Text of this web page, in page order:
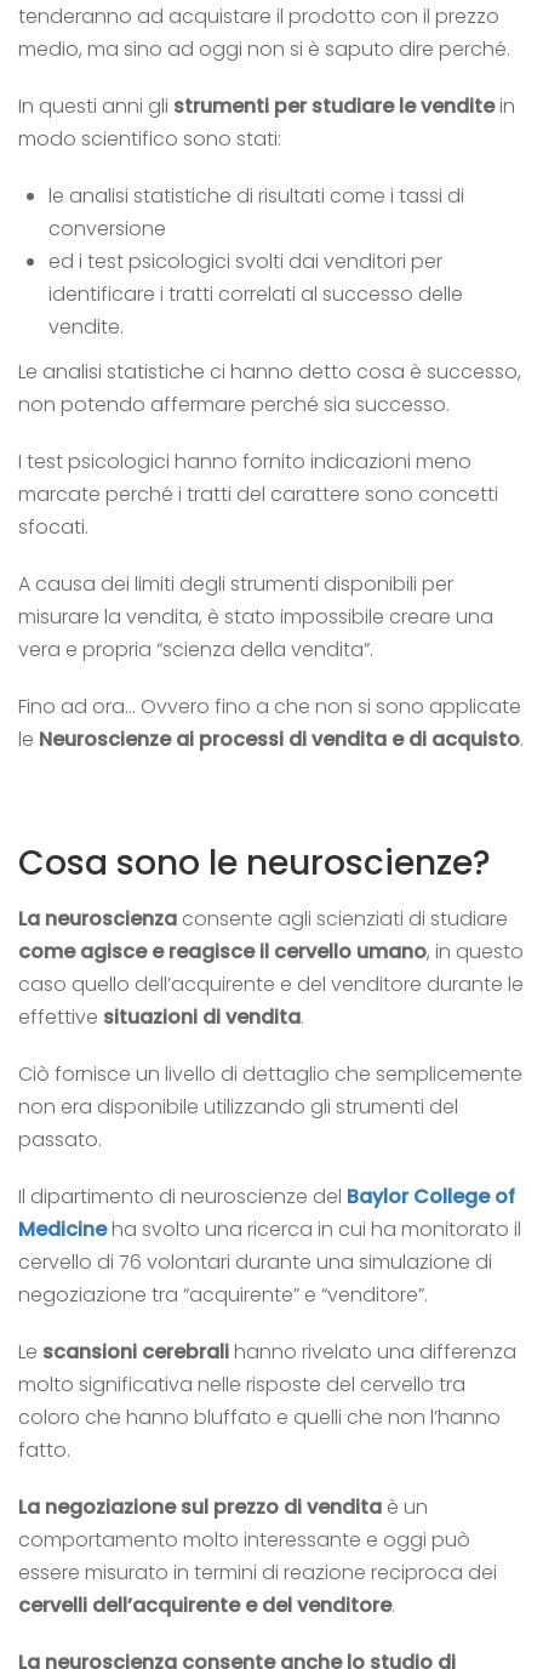
tenderanno ad acquistare il prodotto con il prezzo
medio, ma sino ad oggi non si è saputo dire perché.
In questi anni gli strumenti per studiare le venditein
modo scientifico sono stati:
le analisi statistiche di risultati come i tassi di
conversione
ed i test psicologici svolti dai venditori per
identificare i tratti correlati al successo delle
vendite.
Le analisi statistiche ci hanno detto cosa è successo,
non potendo affermare perché sia successo.
I test psicologici hanno fornito indicazioni meno
marcate perché i tratti del carattere sono concetti
sfocati.
A causa dei limiti degli strumenti disponibili per
misurare la vendita, è stato impossibile creare una
vera e propria “scienza della vendita”.
Fino ad ora… Ovvero fino a che non si sono applicate
le Neuroscienze ai processi di vendita e di acquisto.
Cosa sono le neuroscienze?
La neuroscienza consente agli scienziati di studiare
come agisce e reagisce il cervello umano, in questo
caso quello dell’acquirente e del venditore durante le
effettive situazioni di vendita.
Ciò fornisce un livello di dettaglio che semplicemente
non era disponibile utilizzando gli strumenti del
passato.
Il dipartimento di neuroscienze del Baylor College of
Medicineha svolto una ricerca in cui ha monitorato il
cervello di 76 volontari durante una simulazione di
negoziazione tra “acquirente” e “venditore”.
Le scansioni cerebralihanno rivelato una differenza
molto significativa nelle risposte del cervello tra
coloro che hanno bluffato e quelli che non l’hanno
fatto.
La negoziazione sul prezzo di vendita è un
comportamento molto interessante e oggi può
essere misurato in termini di reazione reciproca dei
cervelli dell’acquirente e del venditore.
La neuroscienza consente anche lo studio di